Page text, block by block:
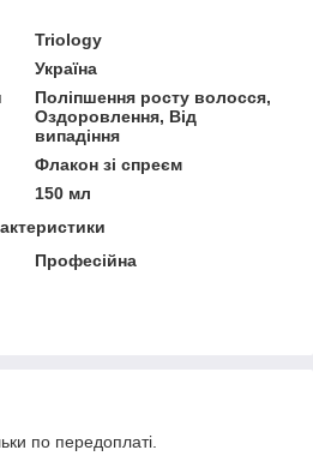
Triology
Україна
Поліпшення росту волосся,
Оздоровлення, Від
випадіння
Флакон зі спреєм
150 мл
Професійна
по передоплаті.